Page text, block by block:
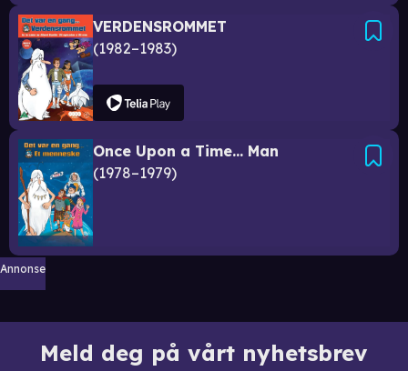
VERDENSROMMET
1982–1983
Once Upon a Time… Man
1978–1979
Annonse
Meld deg på vårt nyhetsbrev